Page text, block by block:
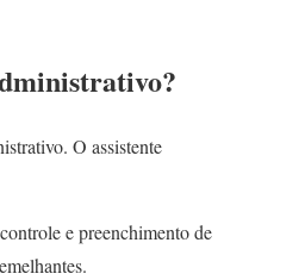
O assistente
e preenchimento de